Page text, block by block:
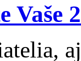
Vaše
aj